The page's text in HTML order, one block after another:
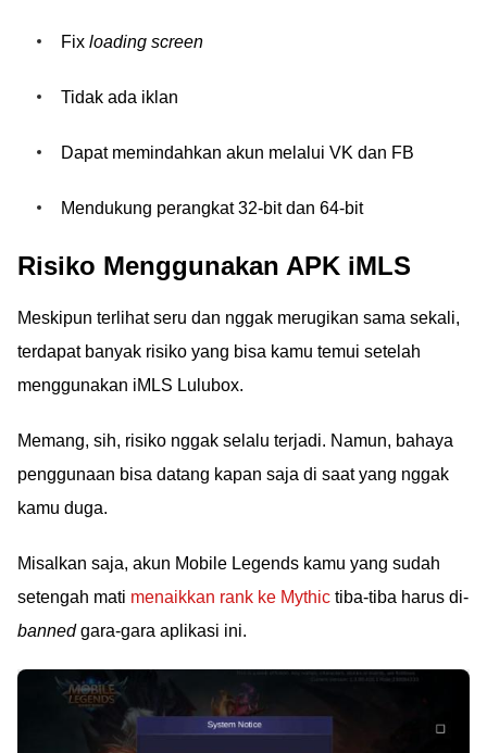
Fix loading screen
Tidak ada iklan
Dapat memindahkan akun melalui VK dan FB
Mendukung perangkat 32-bit dan 64-bit
Risiko Menggunakan APK iMLS
Meskipun terlihat seru dan nggak merugikan sama sekali,
terdapat banyak risiko yang bisa kamu temui setelah
menggunakan iMLS Lulubox.
Memang, sih, risiko nggak selalu terjadi. Namun, bahaya
penggunaan bisa datang kapan saja di saat yang nggak
kamu duga.
Misalkan saja, akun Mobile Legends kamu yang sudah
setengah mati menaikkan rank ke Mythic tiba-tiba harus di-
banned gara-gara aplikasi ini.